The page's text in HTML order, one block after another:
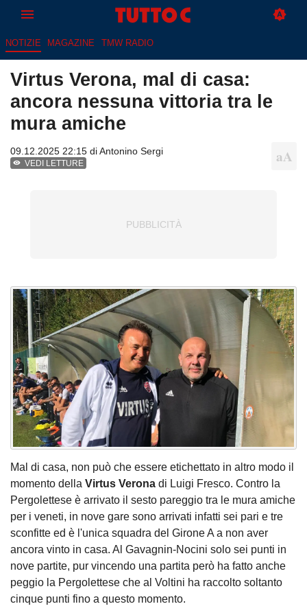
NOTIZIE MAGAZINE TMW RADIO
Virtus Verona, mal di casa:
ancora nessuna vittoria tra le
mura amiche
09.12.2025 22:15 diAntonino Sergi
VEDI LETTURE
Mal di casa, non può che essere etichettato in altro modo il
momento della Virtus Verona di Luigi Fresco. Contro la
Pergolettese è arrivato il sesto pareggio tra le mura amiche
per i veneti, in nove gare sono arrivati infatti sei pari e tre
sconfitte ed è l'unica squadra del Girone A a non aver
ancora vinto in casa. Al Gavagnin-Nocini solo sei punti in
nove partite, pur vincendo una partita però ha fatto anche
peggio la Pergolettese che al Voltini ha raccolto soltanto
cinque punti fino a questo momento.